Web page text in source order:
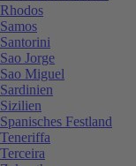
Rhodos
Samos
Santorini
Sao Jorge
Sao Miguel
Sardinien
Sizilien
Spanisches Festland
Teneriffa
Terceira